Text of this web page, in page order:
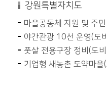
강원특별자치도
마을공동체 지원 및 주
야간관광 10선 운영(도
풋살 전용구장 정비(도
기업형 새농촌 도약마